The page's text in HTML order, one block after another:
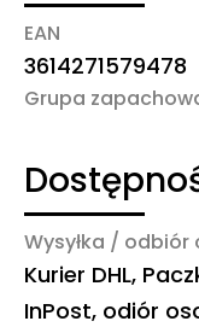
EAN
3614271579478
Grupa
Wysyłka /
Kurier DHL,
InPost, odiór